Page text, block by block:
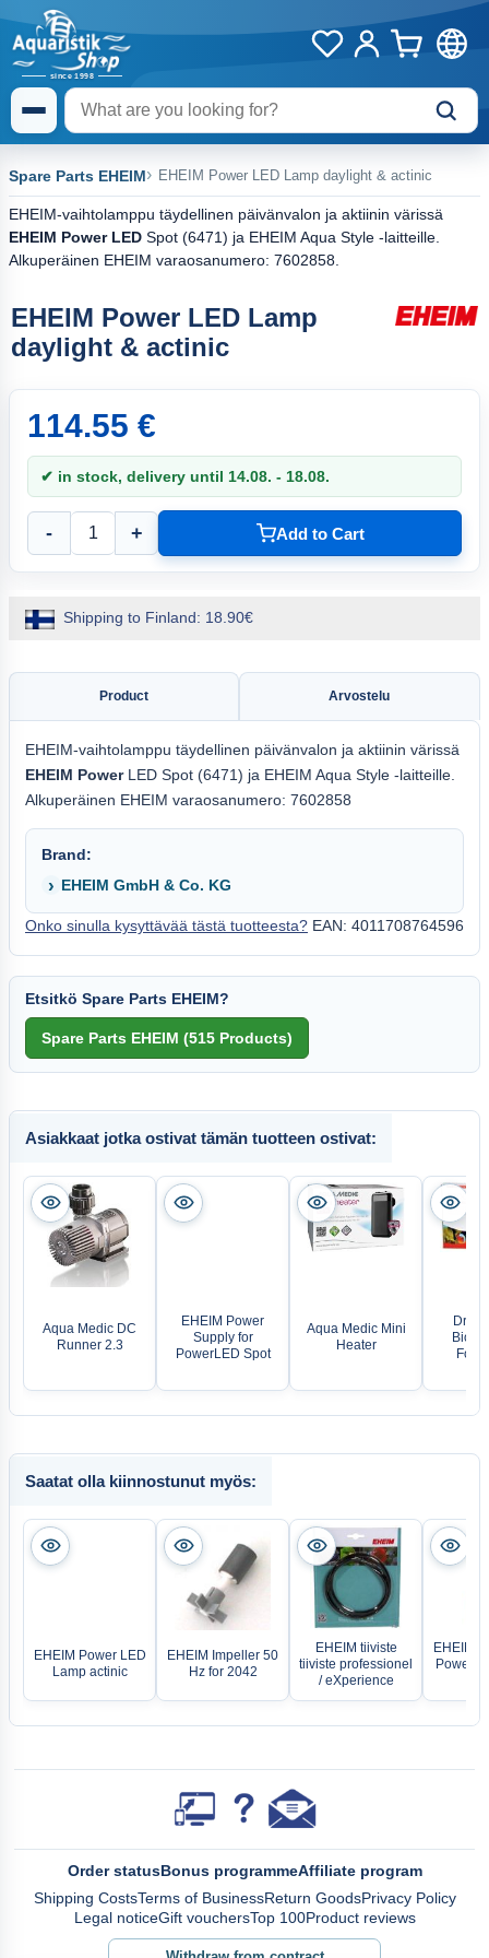
Spare Parts EHEIM EHEIM Power LED Lamp daylight & actinic
EHEIM-vaihtolamppu täydellinen päivänvalon ja aktiinin värissä
EHEIM Power LED Spot (6471) ja EHEIM Aqua Style -laitteille.
Alkuperäinen EHEIM varaosanumero: 7602858.
EHEIM Power LED Lamp
daylight & actinic
114.55 €
✔ in stock, delivery until 14.08. - 18.08.
- + Add to Cart
Shipping to Finland: 18.90€
Product Arvostelu
EHEIM-vaihtolamppu täydellinen päivänvalon ja aktiinin värissä
EHEIM PowerLED Spot (6471) ja EHEIM Aqua Style -laitteille.
Alkuperäinen EHEIM varaosanumero: 7602858
Brand:
EHEIM GmbH & Co. KG
EAN: 4011708764596
Onko sinulla kysyttävää tästä tuotteesta?
Etsitkö Spare Parts EHEIM?
Asiakkaat jotka ostivat tämän tuotteen ostivat:
Aqua Medic DC
Runner 2.3
EHEIM Power
Supply for
PowerLED Spot
Aqua Medic Mini
Heater
Dr.
Saatat olla kiinnostunut myös:
EHEIM Power LED
Lamp actinic
EHEIM Impeller 50
Hz for 2042
EHEIM tiiviste
tiiviste professionel
/ eXperience
EHEIM
Power
Order statusBonus programmeAffiliate program
Shipping CostsTerms of BusinessReturn GoodsPrivacy Policy
Legal noticeGift vouchersTop 100Product reviews